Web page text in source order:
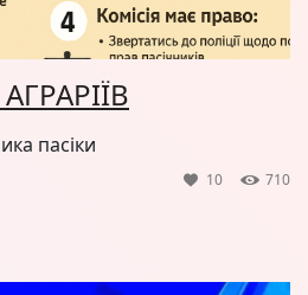
пасіки
10 710